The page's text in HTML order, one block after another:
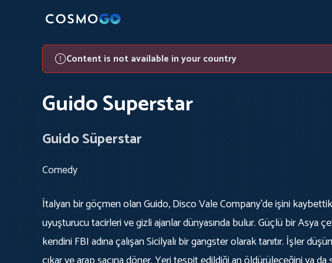
Content is not available in your country
Guido Superstar
Guido Süperstar
Comedy
İtalyan bir göçmen olan Guido, Disco Vale Company'de işini
uyuşturucu tacirleri ve gizli ajanlar dünyasında bulur. Güçlü bir Asya
kendini FBI adına çalışan Sicilyalı bir gangster olarak tanıtır. İşler